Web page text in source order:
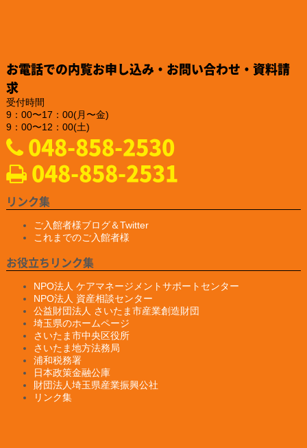
新製品の亀裂深度計『ET-28』の販売を、2025年2月10日に開始
されるそうです。
https://www.ndtadvance.com/info/info-et-28.html
2024.12.25
「株式会社NDTアドヴァンス」様のお知らせ
新製品 非破壊検査用ハンディブラックライト『IDX-550』の販
売を開始されました
https://www.ind-blacklight.jp/product/idx_550/
2024.12.20
「YAMAKI行政書士事務所様」様のお知らせ
ホームページがプレ公開されました。
https://yamaki–office.com/
2024.9.19
リティセミナーのお知らせ
開催日：2024 年10月22日 火曜日
１３：３０受付スタート
１４：００～ 「サイバーセキュリティセミナー」
１５：４５～ 「埼玉県警からの情報提供」
開催地：大宮ソニックシティ 国際会議室 （埼玉県さいたま市
大宮区桜木町1-7-5 ホール棟4階）
https://saitamadaikyo.jp/16777253786776
2024.9.5
「有限会社E-スタヂオ」様のお知らせ
お電話での内覧お申し込み・お問い合わせ・資料請
求
受付時間
9：00〜17：00(月〜金)
9：00〜12：00(土)
048-858-2530
048-858-2531
リンク集
ご入館者様ブログ＆Twitter
これまでのご入館者様
お役立ちリンク集
NPO法人 ケアマネージメントサポートセンター
NPO法人 資産相談センター
公益財団法人 さいたま市産業創造財団
埼玉県のホームページ
さいたま市中央区役所
さいたま地方法務局
浦和税務署
日本政策金融公庫
財団法人埼玉県産業振興公社
リンク集